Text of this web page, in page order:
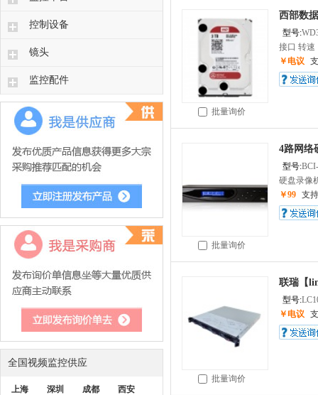
控制设备
镜头
监控配件
全国视频监控供应
上海 深圳 成都 西安
批量询价
西部数
型号:
接口 转速
￥电议
批量询价
4路网络
型号:
硬盘录像
￥99 支
批量询价
联瑞【
型号:
￥电议